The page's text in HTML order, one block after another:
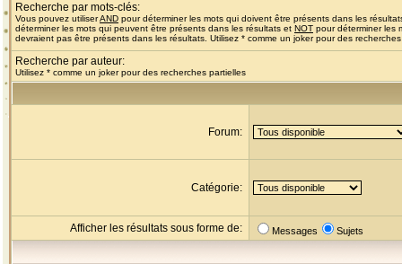
Recherche par mots-clés:
Vous pouvez utiliserAND pour déterminer les mots qui doivent être présents dans les
déterminer les mots qui peuvent être présents dans les résultats et NOT pour déterminer les
devraient pas être présents dans les résultats. Utilisez * comme un joker pour des
Recherche par auteur:
Utilisez * comme un joker pour des recherches partielles
Forum:
Catégorie:
Afficher les résultats sous forme de: Messages Sujets